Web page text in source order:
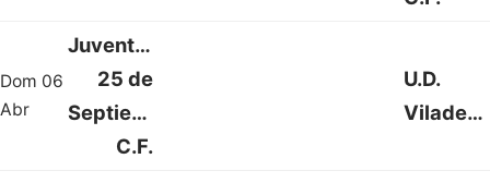
Dom 06
Abr
Juventud
25 de
Septiembre
C.F.
U.D.
Viladecans